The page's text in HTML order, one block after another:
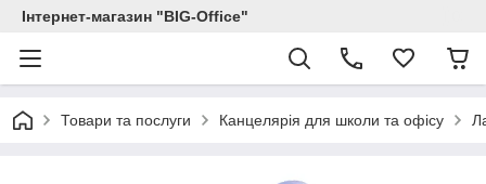
Інтернет-магазин "BIG-Office"
Товари та послуги Канцелярія для школи та офісу